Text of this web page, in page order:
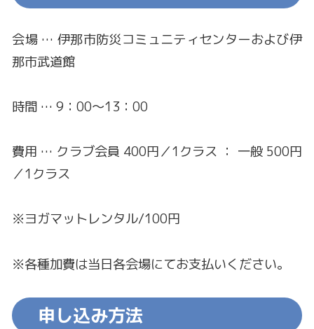
会場 … 伊那市防災コミュニティセンターおよび伊
那市武道館
時間 … 9：00～13：00
費用 … クラブ会員 400円／1クラス ： 一般 500円
／1クラス
※ヨガマットレンタル/100円
※各種加費は当日各会場にてお支払いください。
申し込み方法